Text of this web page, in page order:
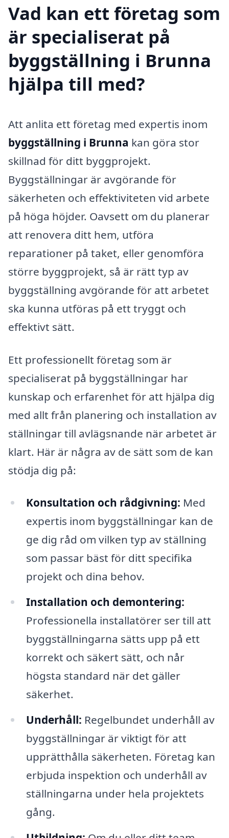
Vad kan ett företag som
är specialiserat på
byggställning i Brunna
hjälpa till med?
Att anlita ett företag med expertis inom
byggställning i Brunna kan göra stor
skillnad för ditt byggprojekt.
Byggställningar är avgörande för
säkerheten och effektiviteten vid arbete
på höga höjder. Oavsett om du planerar
att renovera ditt hem, utföra
reparationer på taket, eller genomföra
större byggprojekt, så är rätt typ av
byggställning avgörande för att arbetet
ska kunna utföras på ett tryggt och
effektivt sätt.
Ett professionellt företag som är
specialiserat på byggställningar har
kunskap och erfarenhet för att hjälpa dig
med allt från planering och installation av
ställningar till avlägsnande när arbetet är
klart. Här är några av de sätt som de kan
stödja dig på:
Konsultation och rådgivning: Med
expertis inom byggställningar kan de
ge dig råd om vilken typ av ställning
som passar bäst för ditt specifika
projekt och dina behov.
Installation och demontering:
Professionella installatörer ser till att
byggställningarna sätts upp på ett
korrekt och säkert sätt, och når
högsta standard när det gäller
säkerhet.
Underhåll: Regelbundet underhåll av
byggställningar är viktigt för att
upprätthålla säkerheten. Företag kan
erbjuda inspektion och underhåll av
ställningarna under hela projektets
gång.